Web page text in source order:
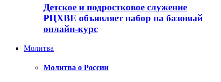
Детское и подростковое служение
РЦХВЕ объявляет набор на базовый
онлайн-курс
Молитва
Молитва о России